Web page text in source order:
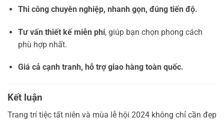
Thi công chuyên nghiệp, nhanh gọn, đúng tiến độ.
Tư vấn thiết kế miễn phí, giúp bạn chọn phong cách
phù hợp nhất.
Giá cả cạnh tranh, hỗ trợ giao hàng toàn quốc.
Kết luận
Trang trí tiệc tất niên và mùa lễ hội 2024 không chỉ cần đẹp